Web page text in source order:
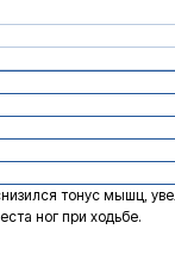
тонус мышц,
ног при ходьбе.